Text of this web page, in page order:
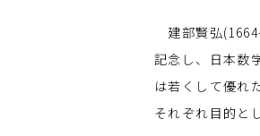
建部賢弘
記念し、日本数
は若くして優れ
それぞれ目的と